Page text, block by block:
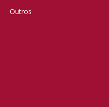
Outros